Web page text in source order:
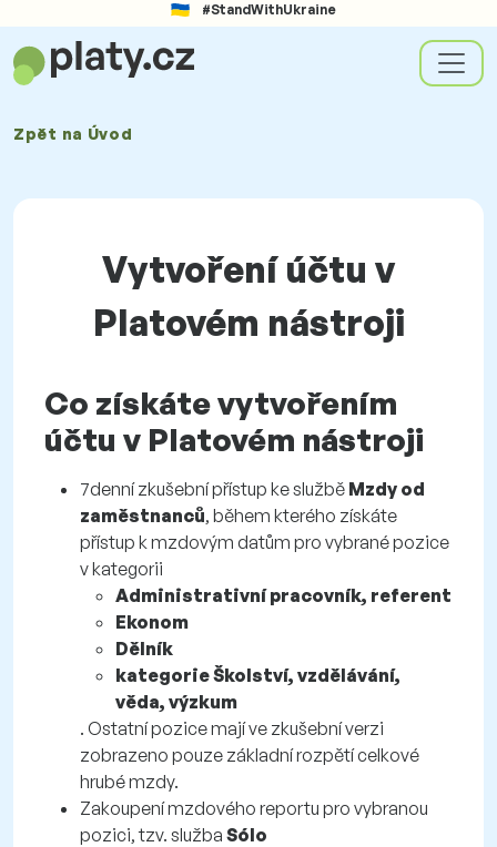
#StandWithUkraine
Zpět na Úvod
Vytvoření účtu v
Platovém nástroji
Co získáte vytvořením
účtu v Platovém nástroji
7denní zkušební přístup ke službě Mzdy od
zaměstnanců, během kterého získáte
přístup k mzdovým datům pro vybrané pozice
v kategorii
Administrativní pracovník, referent
Ekonom
Dělník
kategorie Školství, vzdělávání,
věda, výzkum
. Ostatní pozice mají ve zkušební verzi
zobrazeno pouze základní rozpětí celkové
hrubé mzdy.
Zakoupení mzdového reportu pro vybranou
pozici, tzv. služba Sólo